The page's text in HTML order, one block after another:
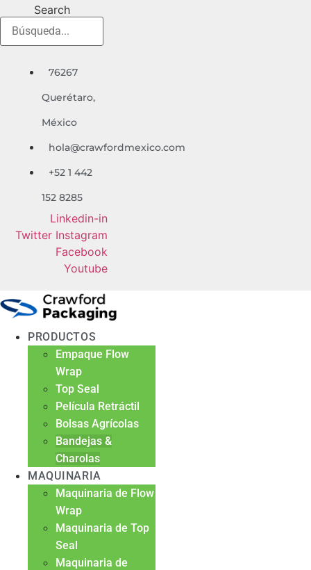
contenido
Search
76267
Querétaro,
México
hola@crawfordmexico.com
+52 1 442
152 8285
Linkedin-in
Twitter Instagram
Facebook
Youtube
PRODUCTOS
Empaque Flow
Wrap
Top Seal
Película Retráctil
Bolsas Agrícolas
Bandejas &
Charolas
MAQUINARIA
Maquinaria de Flow
Wrap
Maquinaria de Top
Seal
Maquinaria de